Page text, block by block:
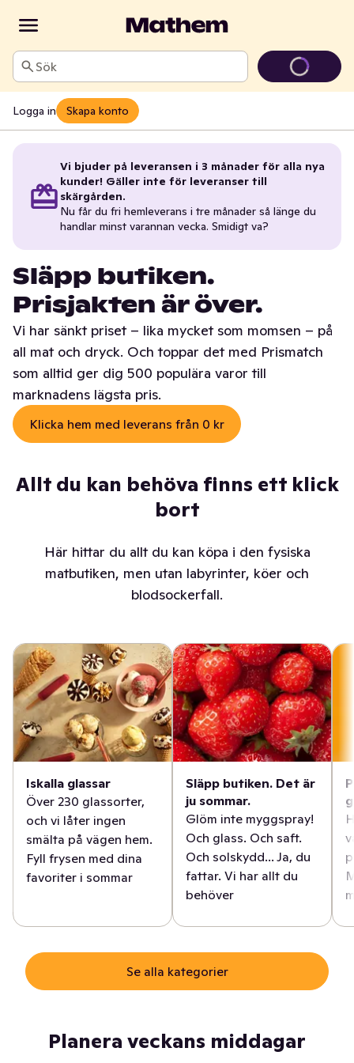
Sök
Logga in Skapa konto
Vi bjuder på leveransen i 3 månader för alla nya
kunder! Gäller inte för leveranser till
skärgården.
Nu får du fri hemleverans i tre månader så länge du
handlar minst varannan vecka. Smidigt va?
Släpp butiken.
Prisjakten är över.
Vi har sänkt priset – lika mycket som momsen – på
all mat och dryck. Och toppar det med Prismatch
som alltid ger dig 500 populära varor till
marknadens lägsta pris.
Klicka hem med leverans från 0 kr
Allt du kan behöva finns ett klick
bort
Här hittar du allt du kan köpa i den fysiska
matbutiken, men utan labyrinter, köer och
blodsockerfall.
Iskalla glassar
Över 230 glassorter,
och vi låter ingen
smälta på vägen hem.
Fyll frysen med dina
favoriter i sommar
Släpp butiken. Det är
ju sommar.
Glöm inte myggspray!
Och glass. Och saft.
Och solskydd... Ja, du
fattar. Vi har allt du
behöver
Se alla kategorier
Planera veckans middagar